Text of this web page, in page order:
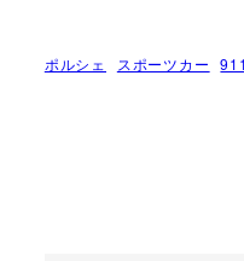
ポルシェ スポーツカー 911